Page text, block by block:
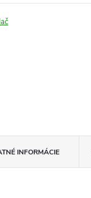
INFORMÁCIE